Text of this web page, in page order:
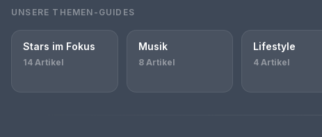
UNSERE THEMEN-GUIDES
Stars im Fokus
14 Artikel
Musik
8 Artikel
Lifestyle
4 Artikel